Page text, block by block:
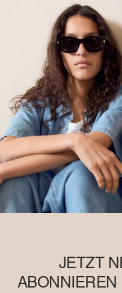
JETZT